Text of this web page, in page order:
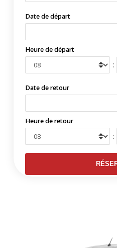
Date de départ
Heure de départ
:
Date de retour
Heure de retour
: